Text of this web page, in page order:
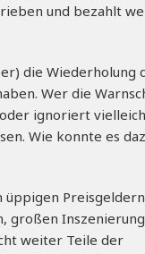
und bezahlt
die Wie­der­ho­lung
Wer die
igno­riert
Wie konn­te es
gro­ßen
wei­ter Tei­le der